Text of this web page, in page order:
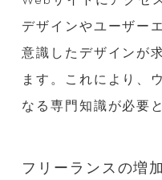
デザインやユーザー
意識したデザインが
ます。これにより、
なる専門知識が必要
フリーランスの増加